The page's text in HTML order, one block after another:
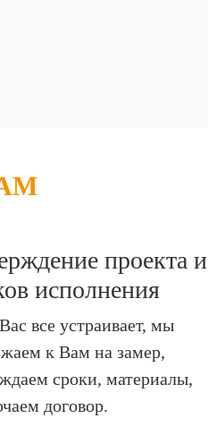
проекта и
исполнения
все устраивает, мы
к Вам на замер,
сроки, материалы,
договор.